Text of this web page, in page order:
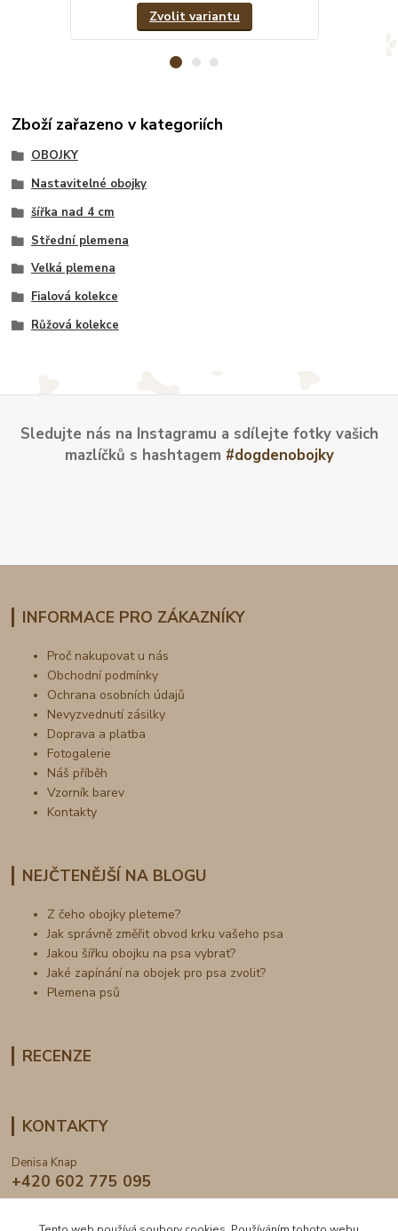
Zvolit variantu
Zboží zařazeno v kategoriích
OBOJKY
Nastavitelné obojky
šířka nad 4 cm
Střední plemena
Velká plemena
Fialová kolekce
Růžová kolekce
Sledujte nás na Instagramu a sdílejte fotky vašich
mazlíčků s hashtagem #dogdenobojky
INFORMACE PRO ZÁKAZNÍKY
Proč nakupovat u nás
Obchodní podmínky
Ochrana osobních údajů
Nevyzvednutí zásilky
Doprava a platba
Fotogalerie
Náš příběh
Vzorník barev
Kontakty
NEJČTENĚJŠÍ NA BLOGU
Z čeho obojky pleteme?
Jak správně změřit obvod krku vašeho psa
Jakou šířku obojku na psa vybrat?
Jaké zapínání na obojek pro psa zvolit?
Plemena psů
RECENZE
KONTAKTY
Denisa Knap
+420 602 775 095